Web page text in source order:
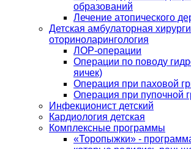
образований
Лечение атопического
Детская амбулаторная
оториноларингология
ЛОР-операции
Операции по поводу
яичек)
Операция при паховой
Операция при пупочной
Инфекционист детский
Кардиология детская
Комплексные программы
«Торопыжки» -